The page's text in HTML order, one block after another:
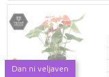
Dan ni veljaven